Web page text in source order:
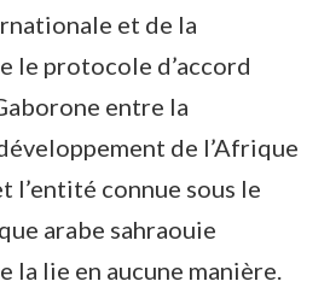
et de la
le protocole d’accord
entre la
de l’Afrique
l’entité connue sous le
arabe sahraouie
la lie en aucune manière.